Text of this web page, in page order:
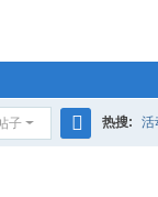
子 热搜: 活